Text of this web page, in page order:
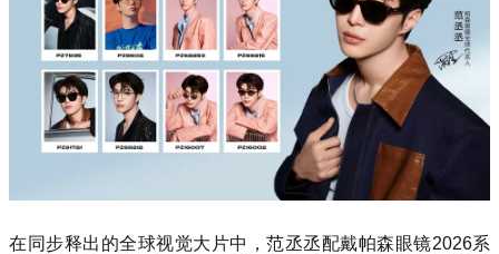
在同步释出的全球视觉大片中，范丞丞配戴帕森眼镜2026系